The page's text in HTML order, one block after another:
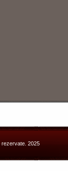
rezervate. 2025